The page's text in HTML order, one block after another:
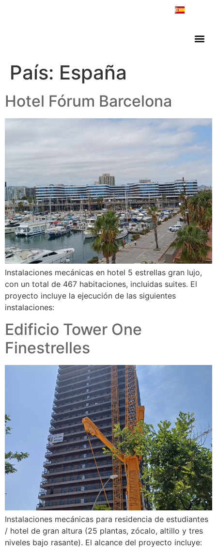
País: España
Hotel Fórum Barcelona
Instalaciones mecánicas en hotel 5 estrellas gran lujo,
con un total de 467 habitaciones, incluidas suites. El
proyecto incluye la ejecución de las siguientes
instalaciones:
Edificio Tower One
Finestrelles
Instalaciones mecánicas para residencia de estudiantes
/ hotel de gran altura (25 plantas, zócalo, altillo y tres
niveles bajo rasante). El alcance del proyecto incluye: